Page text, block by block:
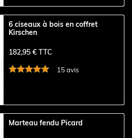
6 ciseaux à bois en coffret
Kirschen
182,95 € TTC
15 avis
Marteau fendu Picard